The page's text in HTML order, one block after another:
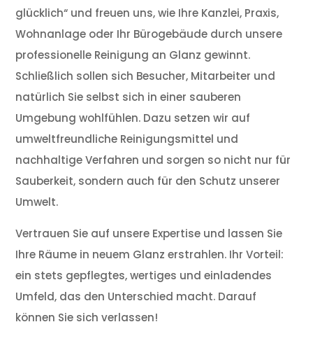
glücklich“ und freuen uns, wie Ihre Kanzlei, Praxis,
Wohnanlage oder Ihr Bürogebäude durch unsere
professionelle Reinigung an Glanz gewinnt.
Schließlich sollen sich Besucher, Mitarbeiter und
natürlich Sie selbst sich in einer sauberen
Umgebung wohlfühlen. Dazu setzen wir auf
umweltfreundliche Reinigungsmittel und
nachhaltige Verfahren und sorgen so nicht nur für
Sauberkeit, sondern auch für den Schutz unserer
Umwelt.
Vertrauen Sie auf unsere Expertise und lassen Sie
Ihre Räume in neuem Glanz erstrahlen. Ihr Vorteil:
ein stets gepflegtes, wertiges und einladendes
Umfeld, das den Unterschied macht. Darauf
können Sie sich verlassen!